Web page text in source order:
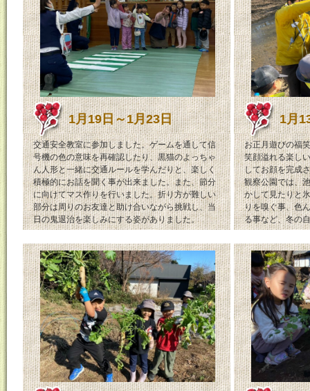
1月19日～1月23日
交通安全教室に参加しました。ゲームを通して信
号機の色の意味を再確認したり、黒猫のよっちゃ
ん人形と一緒に交通ルールを学んだりと、楽しく
積極的にお話を聞く事が出来ました。また、節分
に向けてマス作りを行いました。折り方が難しい
部分は周りのお友達と助け合いながら挑戦し、当
日の鬼退治を楽しみにする姿がありました。
1月
お正月遊びの福
笑顔溢れる楽し
してお顔を完成
観察公園では、
かして見たりと
りを嗅ぐ事、色
る事など、冬の